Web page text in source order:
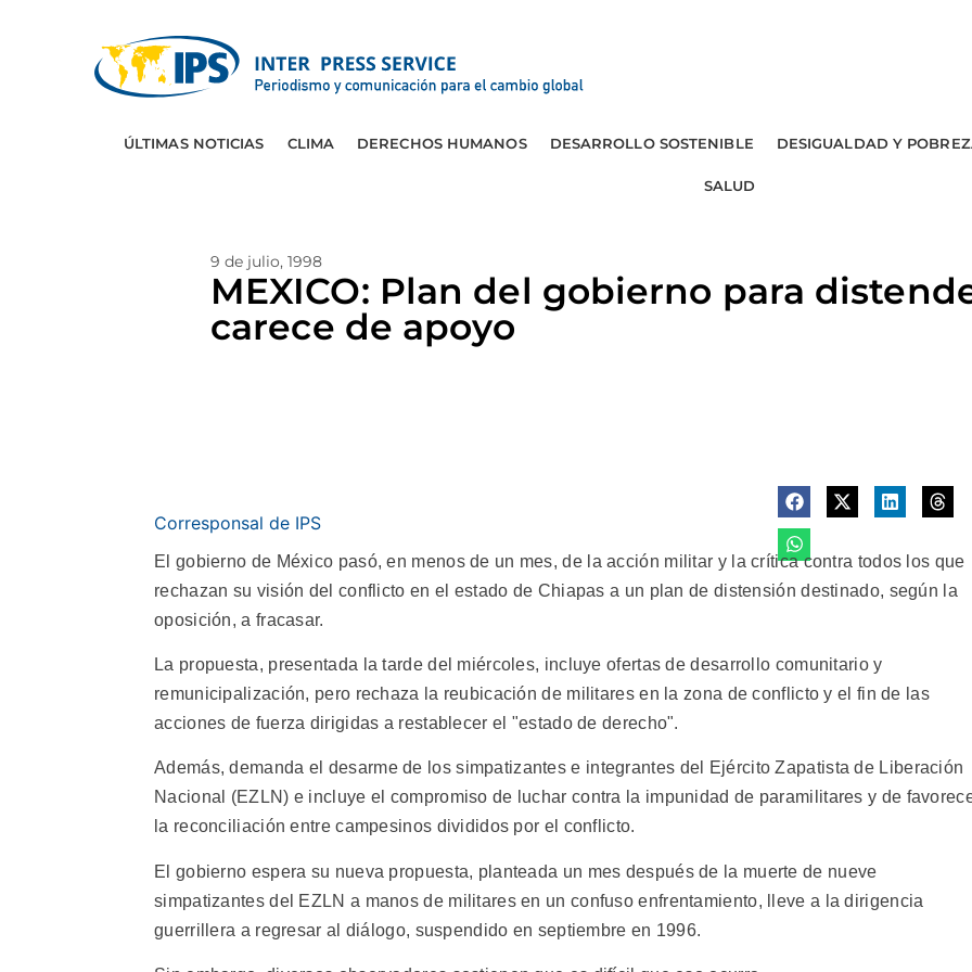
ÚLTIMAS NOTICIAS CLIMA DERECHOS HUMANOS DESARROLLO SOSTENIBLE DESIGUALDAD Y
SALUD
9 de julio, 1998
MEXICO: Plan del gobierno para
carece de apoyo
Corresponsal de IPS
El gobierno de México pasó, en menos de un mes, de la acción militar y la crítica contra todos los que
rechazan su visión del conflicto en el estado de Chiapas a un plan de distensión destinado, según la
oposición, a fracasar.
La propuesta, presentada la tarde del miércoles, incluye ofertas de desarrollo comunitario y
remunicipalización, pero rechaza la reubicación de militares en la zona de conflicto y el fin de las
acciones de fuerza dirigidas a restablecer el "estado de derecho".
Además, demanda el desarme de los simpatizantes e integrantes del Ejército Zapatista de Liberación
Nacional (EZLN) e incluye el compromiso de luchar contra la impunidad de paramilitares y de
la reconciliación entre campesinos divididos por el conflicto.
El gobierno espera su nueva propuesta, planteada un mes después de la muerte de nueve
simpatizantes del EZLN a manos de militares en un confuso enfrentamiento, lleve a la dirigencia
guerrillera a regresar al diálogo, suspendido en septiembre en 1996.